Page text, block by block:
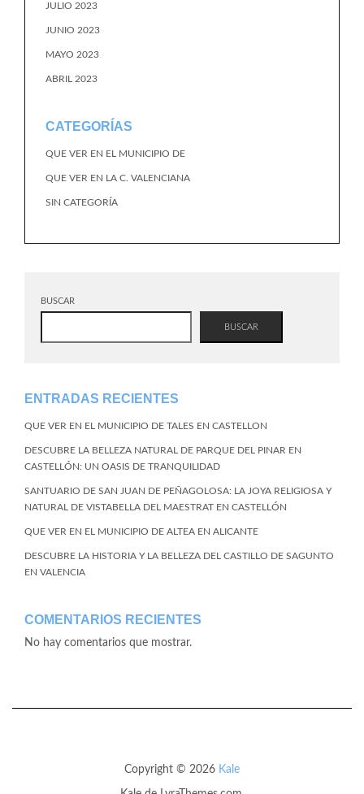
JULIO 2023
JUNIO 2023
MAYO 2023
ABRIL 2023
CATEGORÍAS
QUE VER EN EL MUNICIPIO DE
QUE VER EN LA C. VALENCIANA
SIN CATEGORÍA
BUSCAR
BUSCAR
ENTRADAS RECIENTES
QUE VER EN EL MUNICIPIO DE TALES EN CASTELLON
DESCUBRE LA BELLEZA NATURAL DE PARQUE DEL PINAR EN
CASTELLÓN: UN OASIS DE TRANQUILIDAD
SANTUARIO DE SAN JUAN DE PEÑAGOLOSA: LA JOYA RELIGIOSA Y
NATURAL DE VISTABELLA DEL MAESTRAT EN CASTELLÓN
QUE VER EN EL MUNICIPIO DE ALTEA EN ALICANTE
DESCUBRE LA HISTORIA Y LA BELLEZA DEL CASTILLO DE SAGUNTO
EN VALENCIA
COMENTARIOS RECIENTES
No hay comentarios que mostrar.
Copyright © 2026 Kale